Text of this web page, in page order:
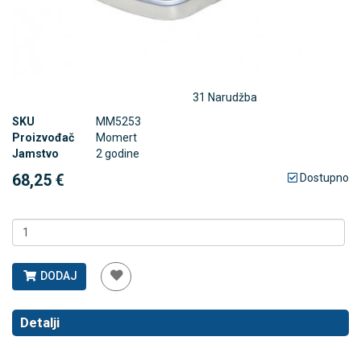
31 Narudžba
SKU
MM5253
Proizvođač
Momert
Jamstvo
2 godine
68,25 € Dostupno
DODAJ
Detalji